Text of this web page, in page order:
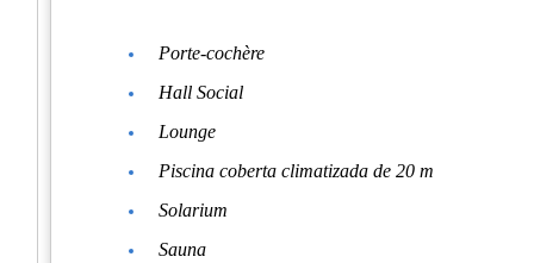
Porte-cochère
Hall Social
Lounge
Piscina coberta climatizada de 20 m
Solarium
Sauna